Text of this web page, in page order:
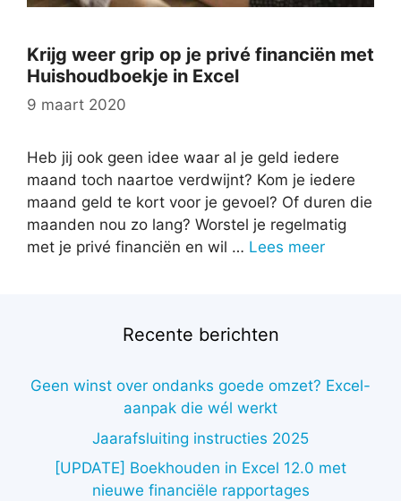
Krijg weer grip op je privé financiën met
Huishoudboekje in Excel
9 maart 2020
Heb jij ook geen idee waar al je geld iedere
maand toch naartoe verdwijnt? Kom je iedere
maand geld te kort voor je gevoel? Of duren die
maanden nou zo lang? Worstel je regelmatig
met je privé financiën en wil … Lees meer
Recente berichten
Geen winst over ondanks goede omzet? Excel-
aanpak die wél werkt
Jaarafsluiting instructies 2025
[UPDATE] Boekhouden in Excel 12.0 met
nieuwe financiële rapportages